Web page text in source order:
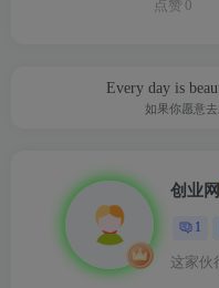
点赞 0
Every day is
如果你愿意
创业网
1
这家伙